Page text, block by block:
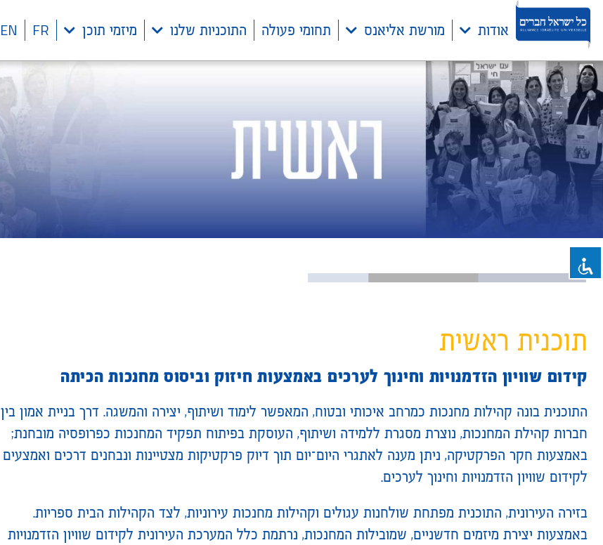
אודות מורשת אליאנס תחומי פעולה התוכניות שלנו מיזמי תוכן FR
EN
תוכנית ראשית
קידום שוויון הזדמנויות וחינוך לערכים באמצעות חיזוק וביסוס מחנכות הכיתה
התוכנית בונה קהילות מחנכות כמרחב איכותי ובטוח, המאפשר לימוד ושיתוף, יצירה והמשגה. דרך בניית אמון בין
חברות קהילת המחנכות, נוצרת מסגרת ללמידה ושיתוף, העוסקת בפיתוח תפקיד המחנכות כפרופסיה מובחנת;
באמצעות חקר הפרקטיקה, ניתן מענה לאתגרי היום־יום תוך דיוק פרקטיקות מצטיינות ונבחנים דרכים ואמצעים
לקידום שוויון הזדמנויות וחינוך לערכים.
בזירה העירונית, התוכנית מפתחת שולחנות עגולים וקהילות מחנכות עירוניות, לצד הקהילות הבית ספריות.
באמצעות יצירת מיזמים חדשניים, שמובילות המחנכות, נרתמת כלל המערכת העירונית לקידום שוויון הזדמנויות